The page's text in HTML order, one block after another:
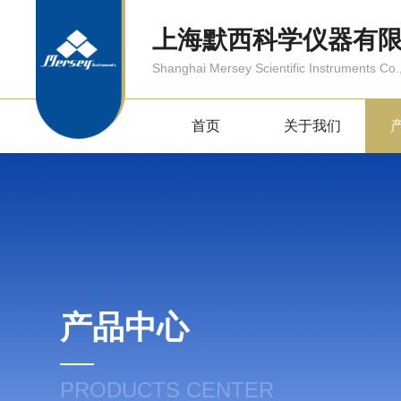
上海默西科学仪器有
Shanghai Mersey Scientific Instruments
首页 关于我们
产品中心
PRODUCTS CENTER